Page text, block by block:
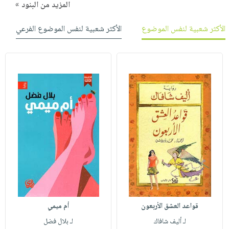
المزيد من البنود »
الأكثر شعبية لنفس الموضوع
الأكثر شعبية لنفس الموضوع الفرعي
قواعد العشق الأربعون
لـ أليف شافاك
أم ميمي
لـ بلال فضل